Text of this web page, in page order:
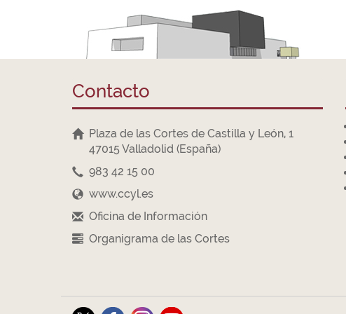
Contacto
Plaza de las Cortes de Castilla y León, 1
47015 Valladolid (España)
983 42 15 00
www.ccyl.es
Oficina de Información
Organigrama de las Cortes